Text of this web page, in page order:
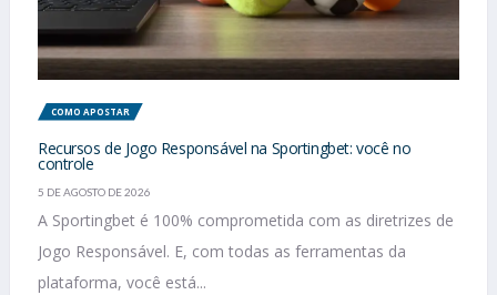
COMO APOSTAR
Recursos de Jogo Responsável na Sportingbet: você no
controle
5 DE AGOSTO DE 2026
A Sportingbet é 100% comprometida com as diretrizes de
Jogo Responsável. E, com todas as ferramentas da
plataforma, você está...